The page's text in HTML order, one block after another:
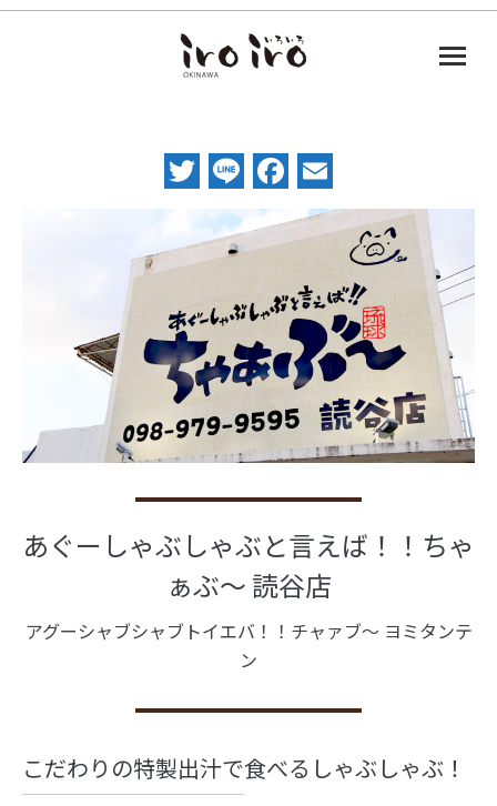
Twitter
LineFacebook
あぐーしゃぶしゃぶと言えば！！ちゃ
ぁぶ〜 読谷店
アグーシャブシャブトイエバ！！チャァブ～ ヨミタンテ
ン
こだわりの特製出汁で食べるしゃぶしゃぶ！